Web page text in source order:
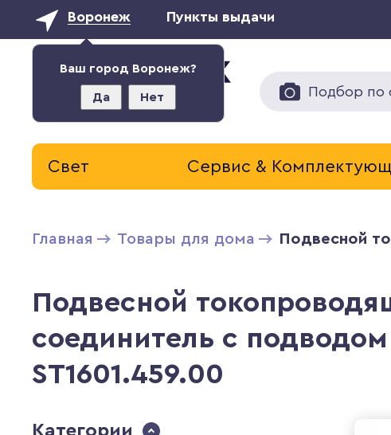
Воронеж
Ваш город Воронеж?
Да Нет
Пункты выдачи
Подбор по
Свет Сервис &
Главная Товары для дома Подвесной
Подвесной
соединитель с подводом
ST1601.459.00
Категории